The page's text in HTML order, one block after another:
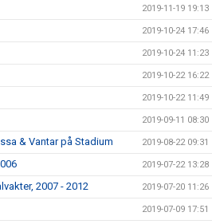
2019-11-19 19:13
2019-10-24 17:46
2019-10-24 11:23
2019-10-22 16:22
2019-10-22 11:49
2019-09-11 08:30
& Vantar på Stadium 2019-08-22 09:31
2019-07-22 13:28
2007 - 2012 2019-07-20 11:26
2019-07-09 17:51